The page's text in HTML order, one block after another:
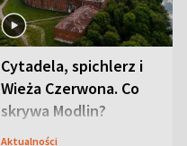
Cytadela, spichlerz i
Wieża Czerwona. Co
skrywa Modlin?
Aktualności